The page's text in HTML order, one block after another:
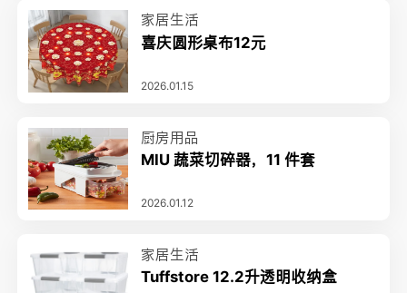
家居生活
喜庆圆形桌布12元
2026.01.15
厨房用品
MIU 蔬菜切碎器，11 件套
2026.01.12
家居生活
Tuffstore 12.2升透明收纳盒